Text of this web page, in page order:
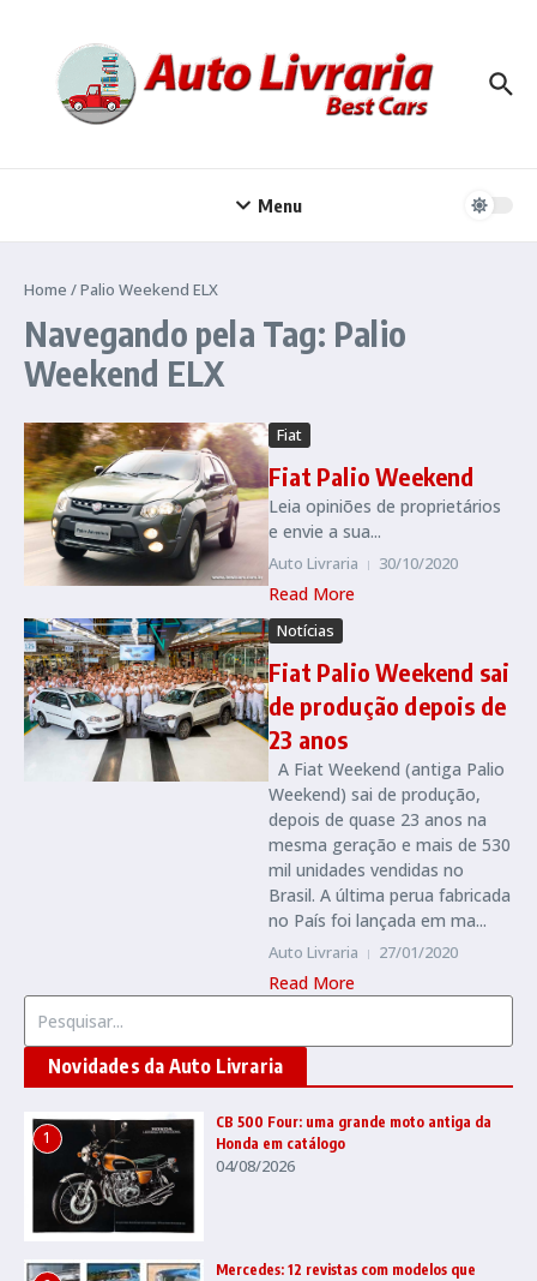
Menu
Home /Palio Weekend ELX
Navegando pela Tag: Palio
Weekend ELX
Fiat
Fiat Palio Weekend
Leia opiniões de proprietários
e envie a sua...
Auto Livraria 30/10/2020
Read More
Notícias
Fiat Palio Weekend sai
de produção depois de
23 anos
A Fiat Weekend (antiga Palio
Weekend) sai de produção,
depois de quase 23 anos na
mesma geração e mais de 530
mil unidades vendidas no
Brasil. A última perua fabricada
no País foi lançada em ma...
Auto Livraria 27/01/2020
Read More
Novidades da Auto Livraria
1
CB 500 Four: uma grande moto antiga da
Honda em catálogo
04/08/2026
Mercedes: 12 revistas com modelos que